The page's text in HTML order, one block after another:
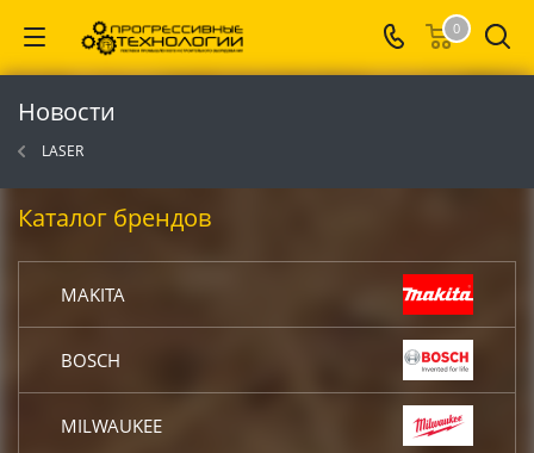
0
Новости
LASER
Каталог брендов
MAKITA
BOSCH
MILWAUKEE